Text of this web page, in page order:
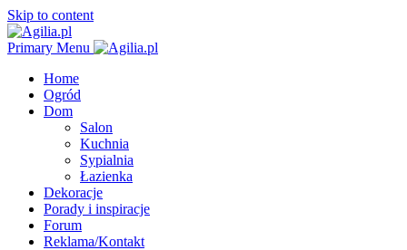
Skip to content
Primary Menu
Home
Ogród
Dom
Salon
Kuchnia
Sypialnia
Łazienka
Dekoracje
Porady i inspiracje
Forum
Reklama/Kontakt